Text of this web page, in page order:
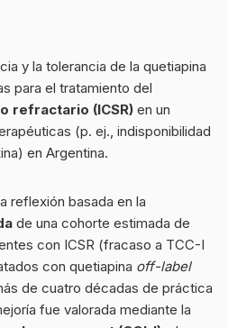
y la tolerancia de la quetiapina
para el tratamiento del
refractario (ICSR) en un
(p. ej., indisponibilidad
en Argentina.
reflexión basada en la
de una cohorte estimada de
con ICSR (fracaso a TCC-I
con quetiapina off-label
de cuatro décadas de práctica
fue valorada mediante la